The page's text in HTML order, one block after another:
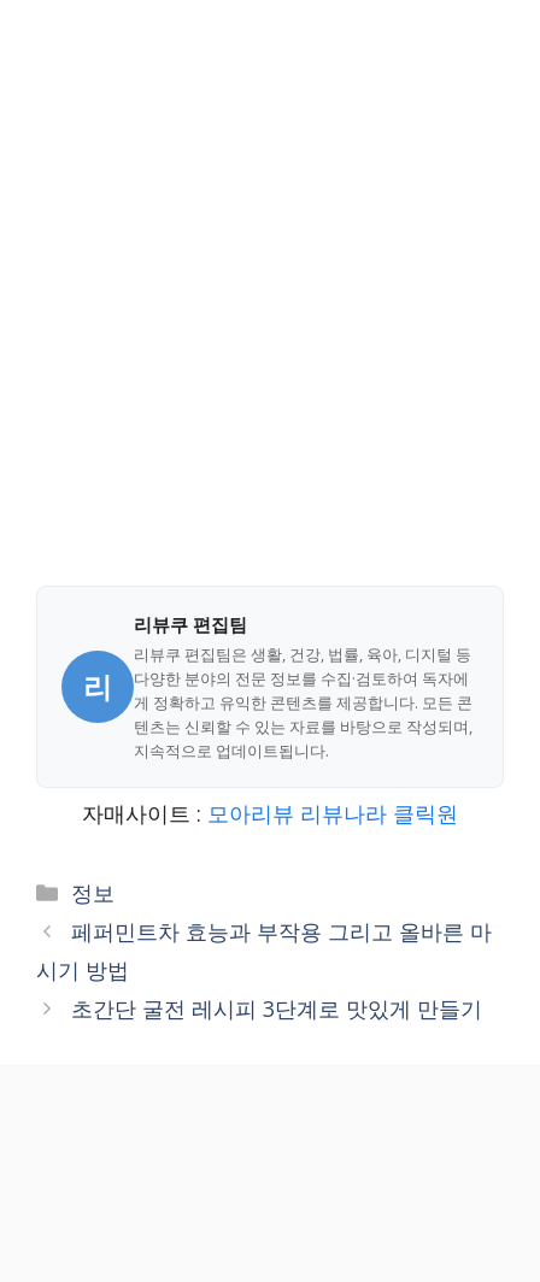
리
리뷰쿠 편집팀
리뷰쿠 편집팀은 생활, 건강, 법률, 육아, 디지털 등
다양한 분야의 전문 정보를 수집·검토하여 독자에
게 정확하고 유익한 콘텐츠를 제공합니다. 모든 콘
텐츠는 신뢰할 수 있는 자료를 바탕으로 작성되며,
지속적으로 업데이트됩니다.
자매사이트 : 모아리뷰 리뷰나라 클릭원
Categories
정보
페퍼민트차 효능과 부작용 그리고 올바른 마
시기 방법
초간단 굴전 레시피 3단계로 맛있게 만들기